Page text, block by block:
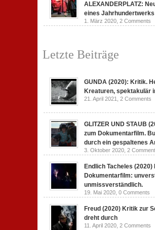
ALEXANDERPLATZ:
eines Jahrhundertwerks
1. März 2020, 2 Comments
Letzte Beiträge
GUNDA (2020): Kritik.
Kreaturen, spektakulär
21. April 2021, 2 Comments
GLITZER UND STAUB
zum Dokumentarfilm.
durch ein gespaltenes
3. Oktober 2020, 2
Endlich Tacheles (2020)
Dokumentarfilm:
unmissverständlich.
19. Mai 2020, 0 Comments
Freud (2020) Kritik zur
dreht durch
11. April 2020, 2 Comments